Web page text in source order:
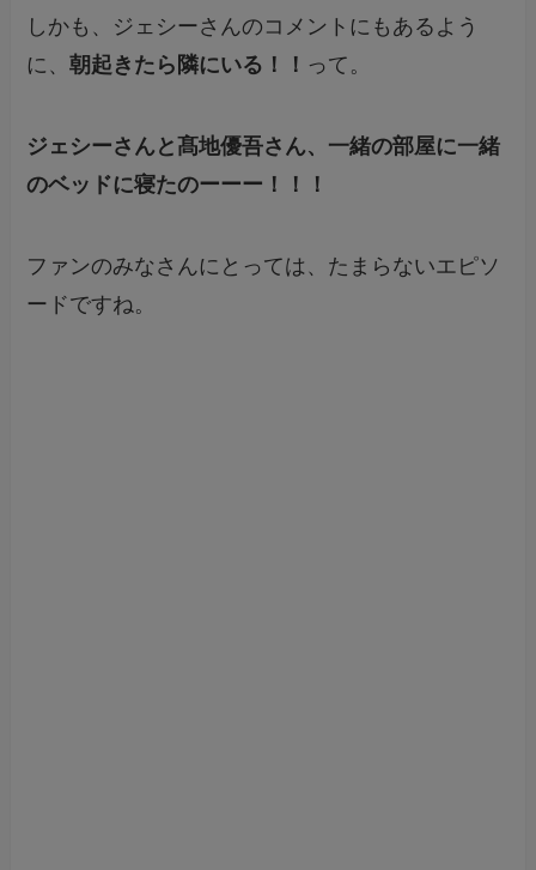
しかも、ジェシーさんのコメントにもあるよう
に、朝起きたら隣にいる！！ って。
ジェシーさんと髙地優吾さん、一緒の部屋に一緒
のベッドに寝たのーーー！！！
ファンのみなさんにとっては、たまらないエピソ
ードですね。